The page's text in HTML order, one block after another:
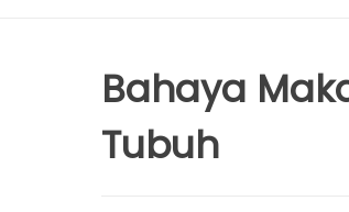
Bahaya
Tubuh